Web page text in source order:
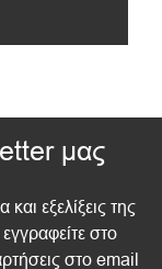
μας
εξελίξεις της
στο
στο email